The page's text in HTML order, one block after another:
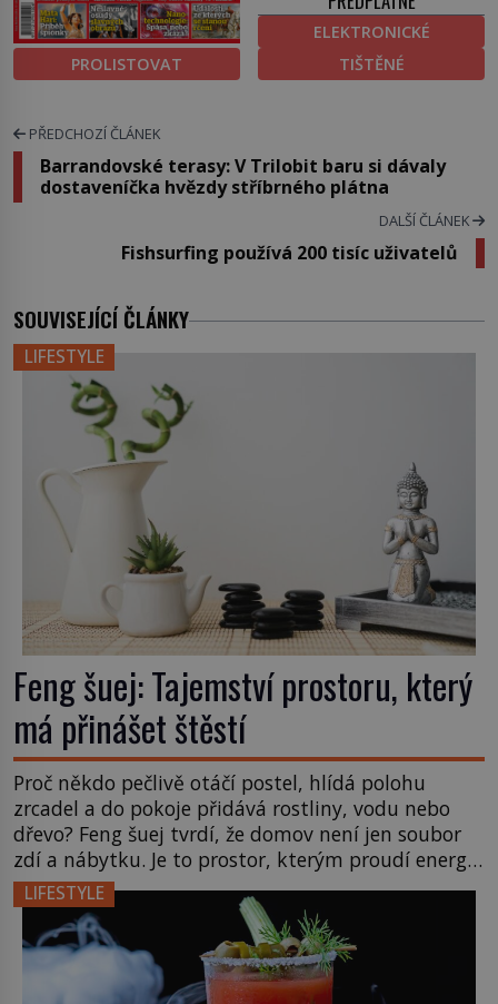
PROLISTOVAT
ELEKTRONICKÉ
TIŠTĚNÉ
PŘEDCHOZÍ ČLÁNEK
Barrandovské terasy: V Trilobit baru si dávaly
dostaveníčka hvězdy stříbrného plátna
DALŠÍ ČLÁNEK
Fishsurfing používá 200 tisíc uživatelů
SOUVISEJÍCÍ ČLÁNKY
LIFESTYLE
Feng šuej: Tajemství prostoru, který
má přinášet štěstí
Proč někdo pečlivě otáčí postel, hlídá polohu
zrcadel a do pokoje přidává rostliny, vodu nebo
dřevo? Feng šuej tvrdí, že domov není jen soubor
zdí a nábytku. Je to prostor, kterým proudí energie
čchi a jeho uspořádání může ovlivňovat, jak se v
něm člověk cítí. Feng šuej má kořeny ve staré Číně
a jeho historie […]
LIFESTYLE